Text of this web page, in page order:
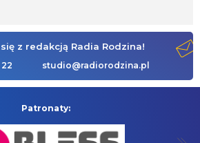
z redakcją Radia Rodzina!
studio@radiorodzina.pl
Patronaty: